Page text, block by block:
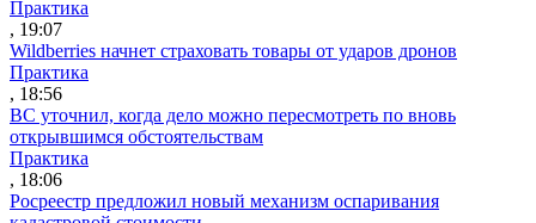
Практика
, 19:07
Wildberries начнет страховать товары от ударов дронов
Практика
, 18:56
ВС уточнил, когда дело можно пересмотреть по вновь
открывшимся обстоятельствам
Практика
, 18:06
Росреестр предложил новый механизм оспаривания